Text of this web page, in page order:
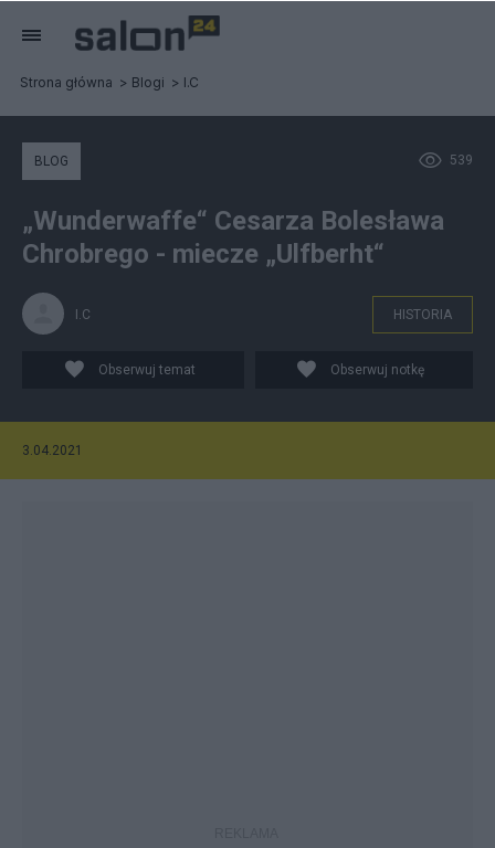
Strona główna Blogi I.C
539
BLOG
„Wunderwaffe“ Cesarza Bolesława
Chrobrego - miecze „Ulfberht“
I.C HISTORIA
Obserwuj temat Obserwuj notkę
3.04.2021